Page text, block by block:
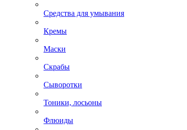
Средства для умывания
Кремы
Маски
Скрабы
Сыворотки
Тоники, лосьоны
Флюиды